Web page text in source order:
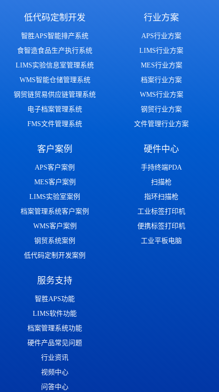
低代码定制开发
智胜APS智能排产系统
食智造食品生产执行系统
LIMS实验信息室管理系统
WMS智能仓储管理系统
钢贸链贸易供应链管理系统
电子档案管理系统
FMS文件管理系统
行业方案
APS行业方案
LIMS行业方案
MES行业方案
档案行业方案
WMS行业方案
钢贸行业方案
文件管理行业方案
客户案例
APS客户案例
MES客户案例
LIMS实验室案例
档案管理系统客户案例
WMS客户案例
钢贸系统案例
低代码定制开发案例
硬件中心
手持终端PDA
扫描枪
指环扫描枪
工业标签打印机
便携标签打印机
工业平板电脑
服务支持
智胜APS功能
LIMS软件功能
档案管理系统功能
硬件产品常见问题
行业资讯
视频中心
问答中心